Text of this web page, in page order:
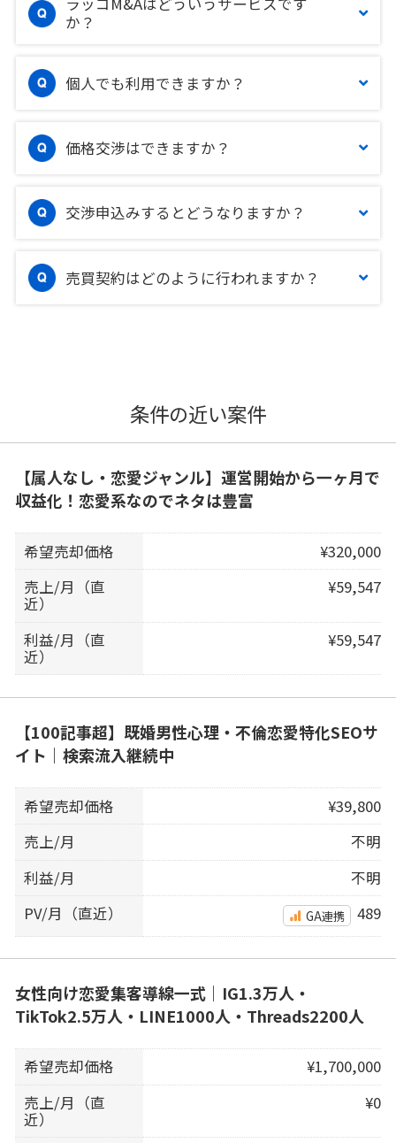
か？
個人でも利用できますか？
価格交渉はできますか？
交渉申込みするとどうなりますか？
売買契約はどのように行われますか？
条件の近い案件
【属人なし・恋愛ジャンル】運営開始から一ヶ月で
収益化！恋愛系なのでネタは豊富
希望売却価格
¥320,000
売上/月（直
近）
¥59,547
利益/月（直
近）
¥59,547
【100記事超】既婚男性心理・不倫恋愛特化SEOサ
イト｜検索流入継続中
希望売却価格
¥39,800
売上/月
不明
利益/月
不明
PV/月（直近）
GA連携 489
女性向け恋愛集客導線一式｜IG1.3万人・
TikTok2.5万人・LINE1000人・Threads2200人
希望売却価格
¥1,700,000
売上/月（直
近）
¥0